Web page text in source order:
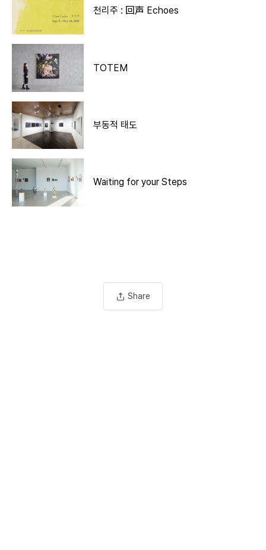
천리주 : 回声 Echoes
TOTEM
부동적 태도
Waiting for your Steps
Share